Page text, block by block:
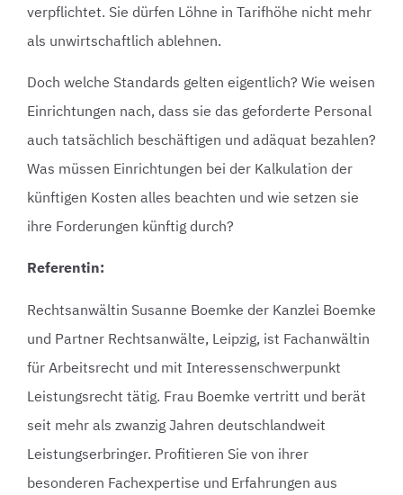
verpflichtet. Sie dürfen Löhne in Tarifhöhe nicht mehr
als unwirtschaftlich ablehnen.
Doch welche Standards gelten eigentlich? Wie weisen
Einrichtungen nach, dass sie das geforderte Personal
auch tatsächlich beschäftigen und adäquat bezahlen?
Was müssen Einrichtungen bei der Kalkulation der
künftigen Kosten alles beachten und wie setzen sie
ihre Forderungen künftig durch?
Referentin:
Rechtsanwältin Susanne Boemke der Kanzlei Boemke
und Partner Rechtsanwälte, Leipzig, ist Fachanwältin
für Arbeitsrecht und mit Interessenschwerpunkt
Leistungsrecht tätig. Frau Boemke vertritt und berät
seit mehr als zwanzig Jahren deutschlandweit
Leistungserbringer. Profitieren Sie von ihrer
besonderen Fachexpertise und Erfahrungen aus